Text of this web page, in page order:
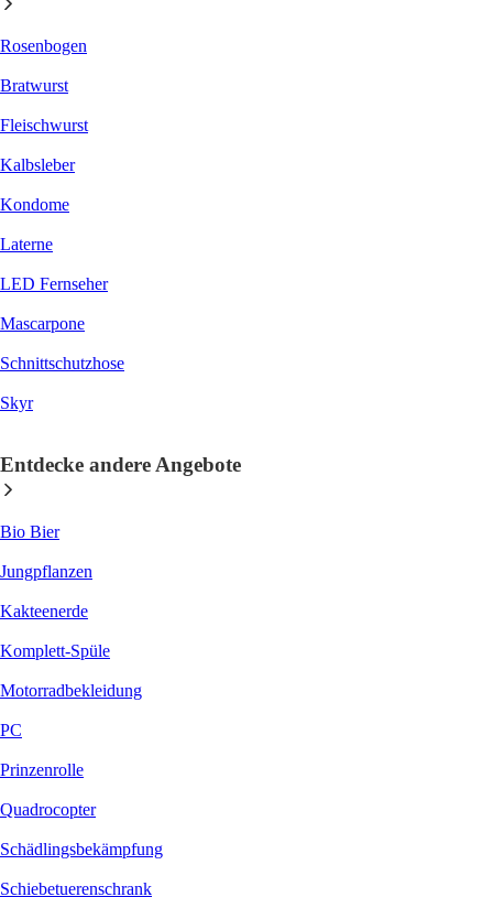
Rosenbogen
Bratwurst
Fleischwurst
Kalbsleber
Kondome
Laterne
LED Fernseher
Mascarpone
Schnittschutzhose
Skyr
Entdecke andere Angebote
Bio Bier
Jungpflanzen
Kakteenerde
Komplett-Spüle
Motorradbekleidung
PC
Prinzenrolle
Quadrocopter
Schädlingsbekämpfung
Schiebetuerenschrank